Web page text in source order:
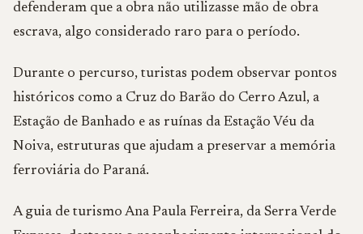
defenderam que a obra não utilizasse mão de obra
escrava, algo considerado raro para o período.
Durante o percurso, turistas podem observar pontos
históricos como a Cruz do Barão do Cerro Azul, a
Estação de Banhado e as ruínas da Estação Véu da
Noiva, estruturas que ajudam a preservar a memória
ferroviária do Paraná.
A guia de turismo Ana Paula Ferreira, da Serra Verde